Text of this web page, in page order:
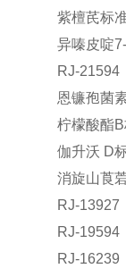
紫檀芪标
异嗪皮啶
RJ-
恩镰孢菌
柠檬酸酯
伽升沃 D
消旋山莨
RJ-
RJ-
RJ-